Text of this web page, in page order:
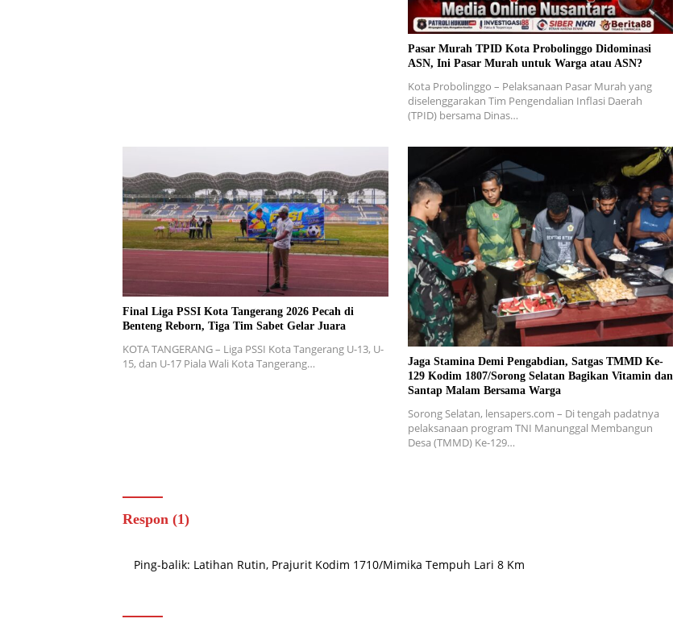
Pasar Murah TPID Kota Probolinggo Didominasi
ASN, Ini Pasar Murah untuk Warga atau ASN?
Kota Probolinggo – Pelaksanaan Pasar Murah yang
diselenggarakan Tim Pengendalian Inflasi Daerah
(TPID) bersama Dinas…
Final Liga PSSI Kota Tangerang 2026 Pecah di
Benteng Reborn, Tiga Tim Sabet Gelar Juara
KOTA TANGERANG – Liga PSSI Kota Tangerang U-13, U-
15, dan U-17 Piala Wali Kota Tangerang…
Jaga Stamina Demi Pengabdian, Satgas TMMD Ke-
129 Kodim 1807/Sorong Selatan Bagikan Vitamin dan
Santap Malam Bersama Warga
Sorong Selatan, lensapers.com – Di tengah padatnya
pelaksanaan program TNI Manunggal Membangun
Desa (TMMD) Ke-129…
Respon (1)
Ping-balik: Latihan Rutin, Prajurit Kodim 1710/Mimika Tempuh Lari 8 Km